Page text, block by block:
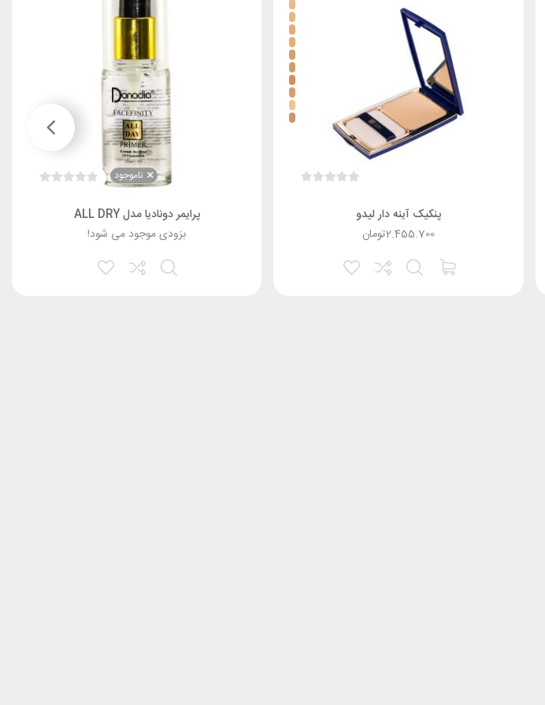
پنکیک آینه دار لیدو
تومان2.455.700
ناموجود
پرایمر دونادیا مدل ALL DRY
بزودی موجود می شود!